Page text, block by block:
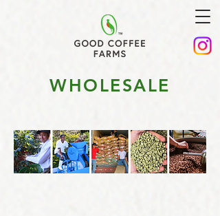
WHOLESALE